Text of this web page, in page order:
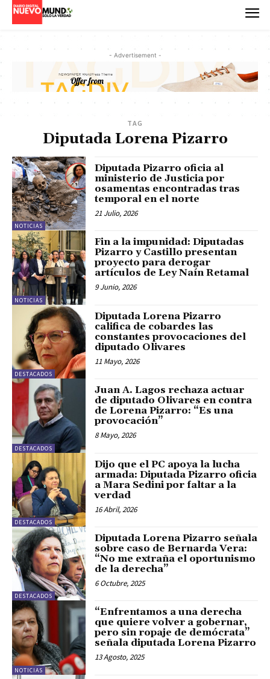
- Advertisement -
TAG
Diputada Lorena Pizarro
NOTICIAS
Diputada Pizarro oficia al
ministerio de Justicia por
osamentas encontradas tras
temporal en el norte
21 Julio, 2026
NOTICIAS
Fin a la impunidad: Diputadas
Pizarro y Castillo presentan
proyecto para derogar
artículos de Ley Naín Retamal
9 Junio, 2026
DESTACADOS
Diputada Lorena Pizarro
califica de cobardes las
constantes provocaciones del
diputado Olivares
11 Mayo, 2026
DESTACADOS
Juan A. Lagos rechaza actuar
de diputado Olivares en contra
de Lorena Pizarro: “Es una
provocación”
8 Mayo, 2026
DESTACADOS
Dijo que el PC apoya la lucha
armada: Diputada Pizarro oficia
a Mara Sedini por faltar a la
verdad
16 Abril, 2026
DESTACADOS
Diputada Lorena Pizarro señala
sobre caso de Bernarda Vera:
“No me extraña el oportunismo
de la derecha”
6 Octubre, 2025
NOTICIAS
“Enfrentamos a una derecha
que quiere volver a gobernar,
pero sin ropaje de demócrata”
señala diputada Lorena Pizarro
13 Agosto, 2025